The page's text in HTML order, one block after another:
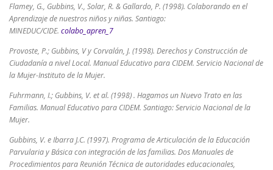
Flamey, G., Gubbins, V., Solar, R. & Gallardo, P. (1998). Colaborando en el
Aprendizaje de nuestros niños y niñas. Santiago:
MINEDUC/CIDE. colabo_apren_7
Provoste, P.; Gubbins, V y Corvalán, J. (1998). Derechos y Construcción de
Ciudadanía a nivel Local. Manual Educativo para CIDEM. Servicio Nacional de
la Mujer-Instituto de la Mujer.
Fuhrmann, I.; Gubbins, V. et al. (1998) . Hagamos un Nuevo Trato en las
Familias. Manual Educativo para CIDEM. Santiago: Servicio Nacional de la
Mujer.
Gubbins, V. e Ibarra J.C. (1997). Programa de Articulación de la Educación
Parvularia y Básica con integración de las familias. Dos Manuales de
Procedimientos para Reunión Técnica de autoridades educacionales,